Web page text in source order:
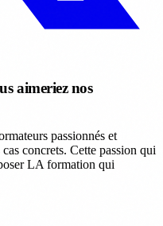
aimeriez nos
passionnés et
concrets. Cette passion qui
LA formation qui